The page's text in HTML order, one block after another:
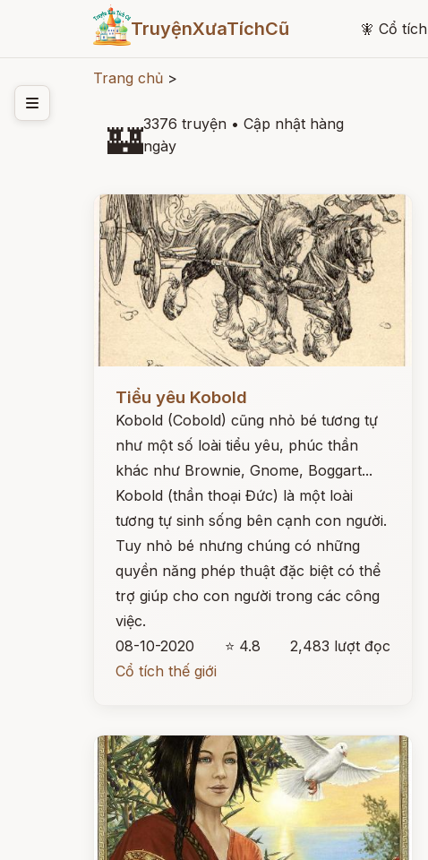
TruyệnXưaTíchCũ 🧚 Cổ tích
Trang chủ >
🏰3376 truyện • Cập nhật hàng
ngày
Đọc ngay
Tiểu yêu Kobold
Kobold (Cobold) cũng nhỏ bé tương tự
như một số loài tiểu yêu, phúc thần
khác như Brownie, Gnome, Boggart...
Kobold (thần thoại Đức) là một loài
tương tự sinh sống bên cạnh con người.
Tuy nhỏ bé nhưng chúng có những
quyền năng phép thuật đặc biệt có thể
trợ giúp cho con người trong các công
việc.
08-10-2020
⭐ 4.8
2,483 lượt đọc
Cổ tích thế giới